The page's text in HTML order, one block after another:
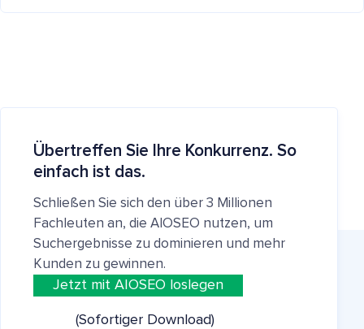
Übertreffen Sie Ihre Konkurrenz. So
einfach ist das.
Schließen Sie sich den über 3 Millionen
Fachleuten an, die AIOSEO nutzen, um
Suchergebnisse zu dominieren und mehr
Kunden zu gewinnen.
Jetzt mit AIOSEO loslegen
(Sofortiger Download)